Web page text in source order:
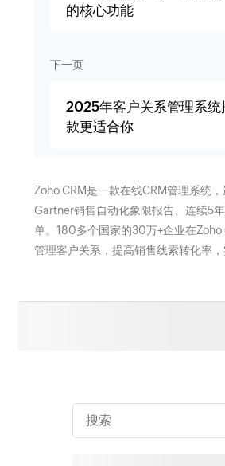
的核心功能
下一页
2025年客户关系管理系统
款更适合你
Zoho CRM是一款在线CRM管理系统
Gartner销售自动化象限报告、连续5
单。180多个国家的30万+企业在Zoho
管理客户关系，提高销售线索转化率，